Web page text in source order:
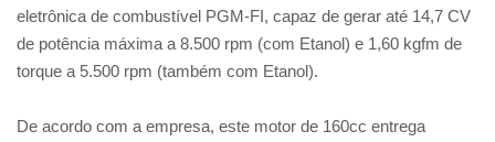
eletrônica de combustível PGM-FI, capaz de gerar até 14,7 CV
de potência máxima a 8.500 rpm (com Etanol) e 1,60 kgfm de
torque a 5.500 rpm (também com Etanol).
De acordo com a empresa, este motor de 160cc entrega